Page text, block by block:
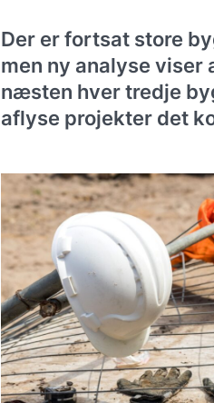
Der er fortsat store
men ny analyse viser
næsten hver tredje
aflyse projekter det